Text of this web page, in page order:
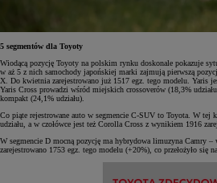
5 segmentów dla Toyoty
Wiodącą pozycję Toyoty na polskim rynku doskonale pokazuje
w aż 5 z nich samochody japońskiej marki zajmują pierwszą
X. Do kwietnia zarejestrowano już 1517 egz. tego modelu. Yaris
Yaris Cross prowadzi wśród miejskich crossoverów (18,3%
kompakt (24,1% udziału).
Co piąte rejestrowane auto w segmencie C-SUV to Toyota. W tej
udziału, a w czołówce jest też Corolla Cross z wynikiem 1916
W segmencie D mocną pozycję ma hybrydowa limuzyna Camry –
zarejestrowano 1753 egz. tego modelu (+20%), co przełożyło się